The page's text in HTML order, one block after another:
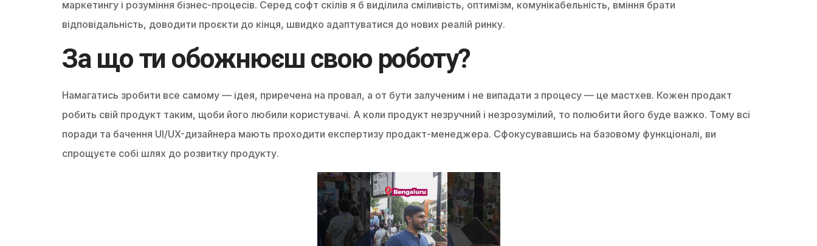
маркетингу і розуміння бізнес-процесів. Серед софт скілів я б виділила сміливість, оптимізм, комунікабельність, вміння брати
відповідальність, доводити проєкти до кінця, швидко адаптуватися до нових реалій ринку.
За що ти обожнюєш свою роботу?
Намагатись зробити все самому — ідея, приречена на провал, а от бути залученим і не випадати з процесу — це мастхев. Кожен продакт
робить свій продукт таким, щоби його любили користувачі. А коли продукт незручний і незрозумілий, то полюбити його буде важко. Тому всі
поради та бачення UI/UX-дизайнера мають проходити експертизу продакт-менеджера. Сфокусувавшись на базовому функціоналі, ви
спрощуєте собі шлях до розвитку продукту.